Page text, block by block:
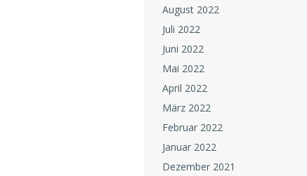
August 2022
Juli 2022
Juni 2022
Mai 2022
April 2022
März 2022
Februar 2022
Januar 2022
Dezember 2021